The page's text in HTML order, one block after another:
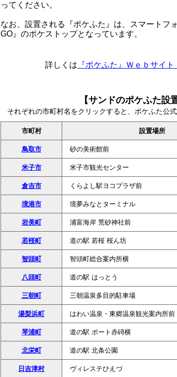
ってください。
なお、設置される『ポケふた』は、スマートフ
GO』のポケストップとなっています。
詳しくは 『ポケふた』Ｗｅｂサイト
【サンドのポケふた設
それぞれの市町村名をクリックすると、ポケふた公
市町村 設置場所
鳥取市 砂の美術館前
米子市 米子市観光センター
倉吉市 くらよし駅ヨコプラザ前
境港市 境夢みなとターミナル
岩美町 浦富海岸 荒砂神社前
若桜町 道の駅 若桜 桜ん坊
智頭町 智頭町総合案内所横
八頭町 道の駅 はっとう
三朝町 三朝温泉多目的駐車場
湯梨浜町 はわい温泉・東郷温泉観光案内所前
琴浦町 道の駅 ポート赤碕横
北栄町 道の駅 北条公園
日吉津村 ヴィレステひえづ